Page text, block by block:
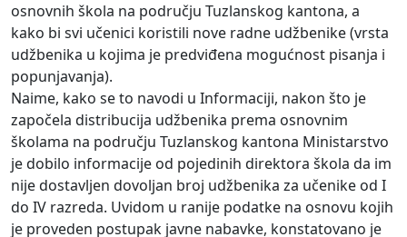
osnovnih škola na području Tuzlanskog kantona, a
kako bi svi učenici koristili nove radne udžbenike (vrsta
udžbenika u kojima je predviđena mogućnost pisanja i
popunjavanja).
Naime, kako se to navodi u Informaciji, nakon što je
započela distribucija udžbenika prema osnovnim
školama na području Tuzlanskog kantona Ministarstvo
je dobilo informacije od pojedinih direktora škola da im
nije dostavljen dovoljan broj udžbenika za učenike od I
do IV razreda. Uvidom u ranije podatke na osnovu kojih
je proveden postupak javne nabavke, konstatovano je